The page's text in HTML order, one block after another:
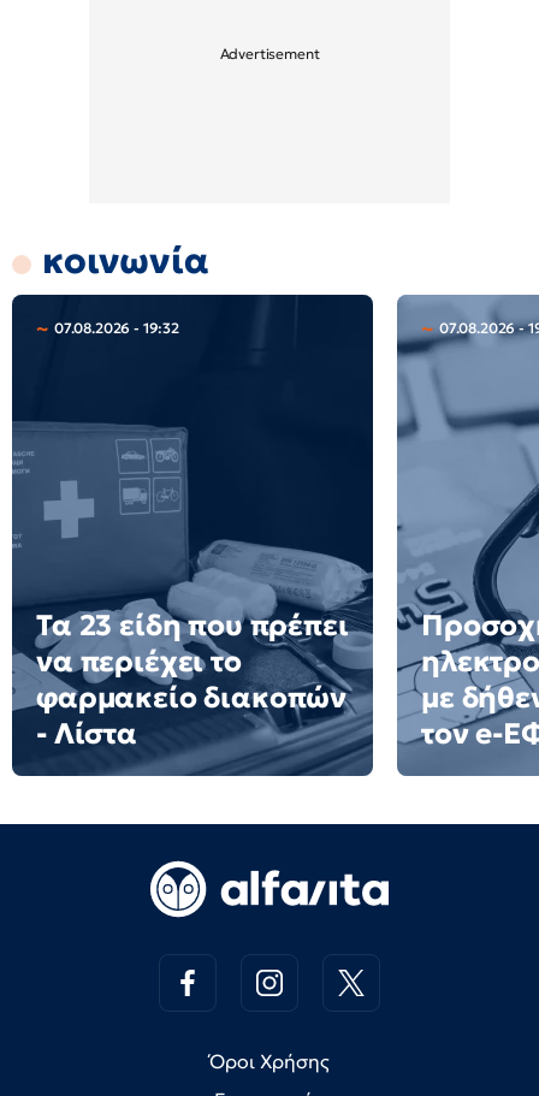
κοινωνία
07.08.2026 - 19:32
Τα 23 είδη που πρέπει
να περιέχει το
φαρμακείο διακοπών
- Λίστα
07.08.2026 -
με
τον e-
Όροι Χρήσης